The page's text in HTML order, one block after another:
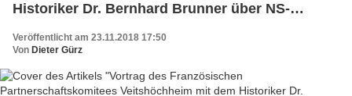
Historiker Dr. Bernhard Brunner über NS-
Veröffentlicht am 23.11.2018 17:50
Von Dieter Gürz